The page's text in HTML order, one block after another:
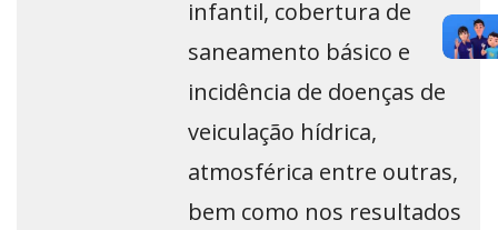
infantil, cobertura de
saneamento básico e
incidência de doenças de
veiculação hídrica,
atmosférica entre outras,
bem como nos resultados